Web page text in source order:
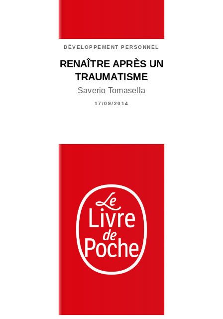
DÉVELOPPEMENT PERSONNEL
RENAÎTRE APRÈS UN
TRAUMATISME
Saverio Tomasella
17/09/2014